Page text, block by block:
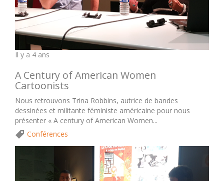
Il y a 4 ans
A Century of American Women
Cartoonists
Nous retrouvons Trina Robbins, autrice de bandes
dessinées et militante féministe américaine pour nous
présenter « A century of American Women...
Conférences